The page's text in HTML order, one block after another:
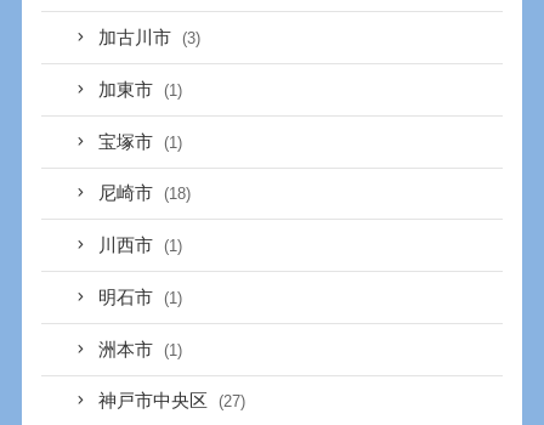
加古川市 (3)
加東市 (1)
宝塚市 (1)
尼崎市 (18)
川西市 (1)
明石市 (1)
洲本市 (1)
神戸市中央区 (27)